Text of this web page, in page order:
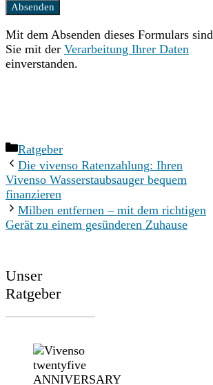
lasse
Feld
leer.
Mit dem Absenden dieses Formulars sind
Sie mit der Verarbeitung Ihrer Daten
einverstanden.
Kategorien
Ratgeber
Die vivenso Ratenzahlung: Ihren
Vivenso Wasserstaubsauger bequem
finanzieren
Milben entfernen – mit dem richtigen
Gerät zu einem gesünderen Zuhause
Unser
Ratgeber